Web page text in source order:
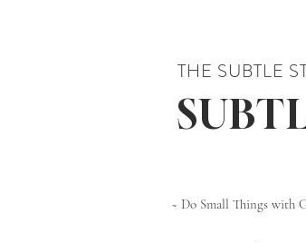
THE SUBTLE
~ Do Small Things with